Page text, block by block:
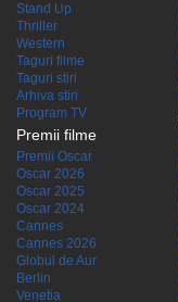
Stand Up
Thriller
Western
Taguri filme
Taguri stiri
Arhiva stiri
Program TV
Premii filme
Premii Oscar
Oscar 2026
Oscar 2025
Oscar 2024
Cannes
Cannes 2026
Globul de Aur
Berlin
Venetia